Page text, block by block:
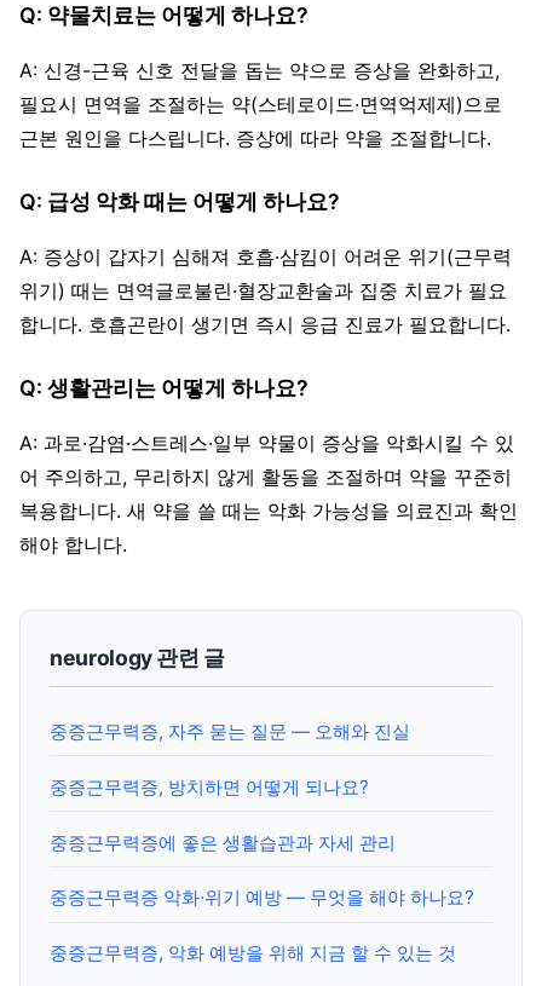
Q: 약물치료는 어떻게 하나요?
A: 신경-근육 신호 전달을 돕는 약으로 증상을 완화하고,
필요시 면역을 조절하는 약(스테로이드·면역억제제)으로
근본 원인을 다스립니다. 증상에 따라 약을 조절합니다.
Q: 급성 악화 때는 어떻게 하나요?
A: 증상이 갑자기 심해져 호흡·삼킴이 어려운 위기(근무력
위기) 때는 면역글로불린·혈장교환술과 집중 치료가 필요
합니다. 호흡곤란이 생기면 즉시 응급 진료가 필요합니다.
Q: 생활관리는 어떻게 하나요?
A: 과로·감염·스트레스·일부 약물이 증상을 악화시킬 수 있
어 주의하고, 무리하지 않게 활동을 조절하며 약을 꾸준히
복용합니다. 새 약을 쓸 때는 악화 가능성을 의료진과 확인
해야 합니다.
neurology 관련 글
중증근무력증, 자주 묻는 질문 — 오해와 진실
중증근무력증, 방치하면 어떻게 되나요?
중증근무력증에 좋은 생활습관과 자세 관리
중증근무력증 악화·위기 예방 — 무엇을 해야 하나요?
중증근무력증, 악화 예방을 위해 지금 할 수 있는 것